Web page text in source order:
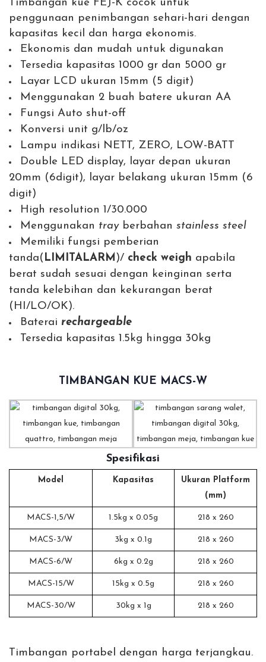
Timbangan kue FEJ-K cocok untuk
penggunaan penimbangan sehari-hari dengan
kapasitas kecil dan harga ekonomis.
Ekonomis dan mudah untuk digunakan
Tersedia kapasitas 1000 gr dan 5000 gr
Layar LCD ukuran 15mm (5 digit)
Menggunakan 2 buah batere ukuran AA
Fungsi Auto shut-off
Konversi unit g/lb/oz
Lampu indikasi NETT, ZERO, LOW-BATT
Double LED display, layar depan ukuran
20mm (6digit), layar belakang ukuran 15mm (6
digit)
High resolution 1/30.000
Menggunakan tray berbahan stainless steel
Memiliki fungsi pemberian
tanda( LIMITALARM )/ check weigh apabila
berat sudah sesuai dengan keinginan serta
tanda kelebihan dan kekurangan berat
(HI/LO/OK).
Baterai rechargeable
Tersedia kapasitas 1.5kg hingga 30kg
TIMBANGAN KUE MACS-W
Spesifikasi
Model Kapasitas
Ukuran Platform
(mm)
MACS-1,5/W 1.5kg x 0.05g 218 x 260
MACS-3/W 3kg x 0.1g 218 x 260
MACS-6/W 6kg x 0.2g 218 x 260
MACS-15/W 15kg x 0.5g 218 x 260
MACS-30/W 30kg x 1g 218 x 260
Timbangan portabel dengan harga terjangkau.